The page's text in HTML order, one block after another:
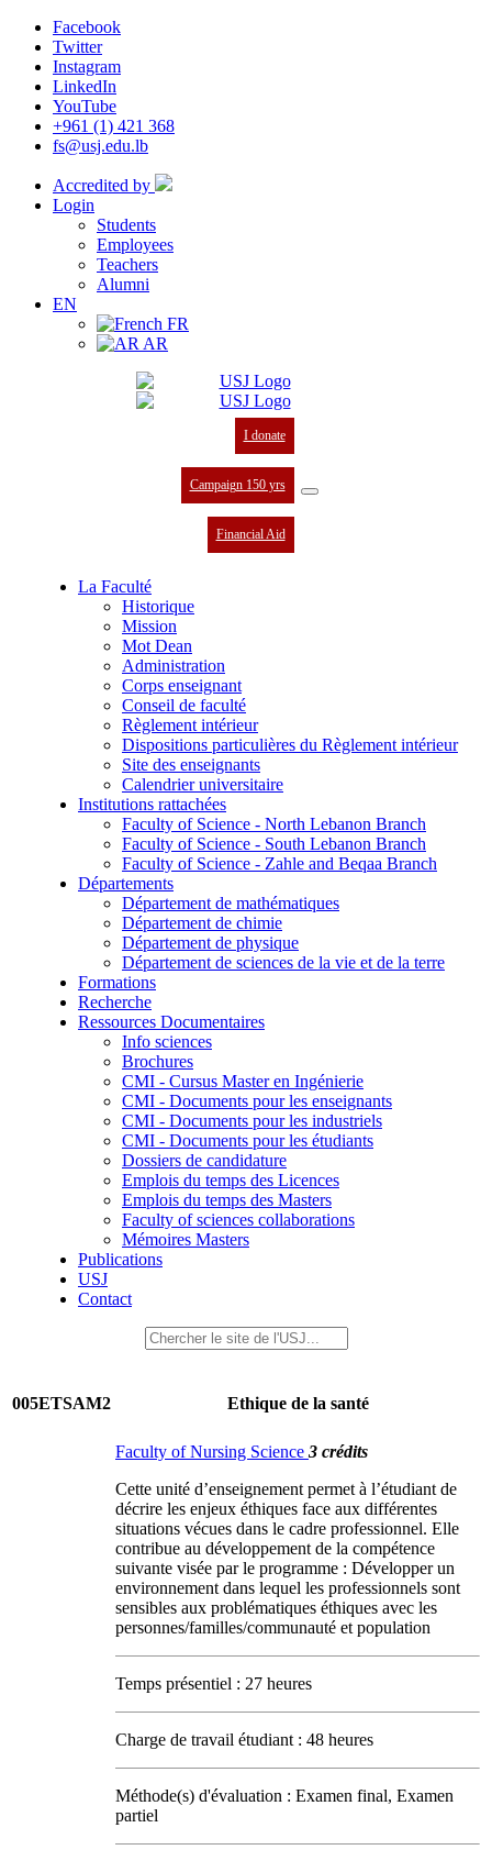
Facebook
Twitter
Instagram
LinkedIn
YouTube
+961 (1) 421 368
fs@usj.edu.lb
Accredited by
Login
Students
Employees
Teachers
Alumni
EN
FR
AR
I donate
Campaign 150 yrs
Financial Aid
La Faculté
Historique
Mission
Mot Dean
Administration
Corps enseignant
Conseil de faculté
Règlement intérieur
Dispositions particulières du Règlement intérieur
Site des enseignants
Calendrier universitaire
Institutions rattachées
Faculty of Science - North Lebanon Branch
Faculty of Science - South Lebanon Branch
Faculty of Science - Zahle and Beqaa Branch
Départements
Département de mathématiques
Département de chimie
Département de physique
Département de sciences de la vie et de la terre
Formations
Recherche
Ressources Documentaires
Info sciences
Brochures
CMI - Cursus Master en Ingénierie
CMI - Documents pour les enseignants
CMI - Documents pour les industriels
CMI - Documents pour les étudiants
Dossiers de candidature
Emplois du temps des Licences
Emplois du temps des Masters
Faculty of sciences collaborations
Mémoires Masters
Publications
USJ
Contact
005ETSAM2 Ethique de la santé
Faculty of Nursing Science 3 crédits
Cette unité d’enseignement permet à l’étudiant de
décrire les enjeux éthiques face aux différentes
situations vécues dans le cadre professionnel. Elle
contribue au développement de la compétence
suivante visée par le programme : Développer un
environnement dans lequel les professionnels sont
sensibles aux problématiques éthiques avec les
personnes/familles/communauté et population
Temps présentiel : 27 heures
Charge de travail étudiant : 48 heures
Méthode(s) d'évaluation : Examen final, Examen
partiel